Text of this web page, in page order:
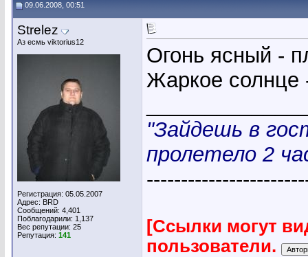
09.06.2008, 00:51
Strelez
Аз есмь viktorius12
Регистрация: 05.05.2007
Адрес: BRD
Сообщений: 4,401
Поблагодарили: 1,137
Вес репутации: 25
Репутация: 141
Огонь ясный -
Жаркое солнце
"Зайдешь в
пролетело 2
[Ссылки могут
пользователи.